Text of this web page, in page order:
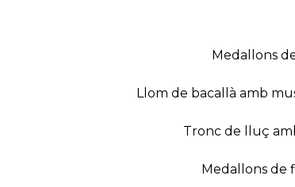
Medallons
Llom de bacallà amb
Tronc de lluç
Medallons de